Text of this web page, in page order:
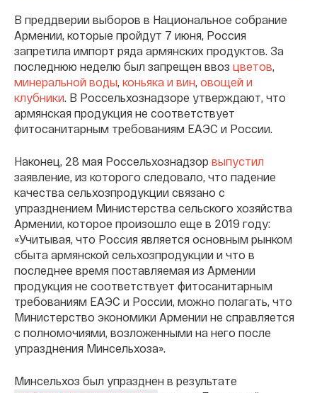
В преддверии выборов в Национальное собрание
Армении, которые пройдут 7 июня, Россия
запретила импорт ряда армянских продуктов. За
последнюю неделю был запрещен ввоз цветов,
минеральной воды, коньяка и вин, овощей и
клубники. В Россельхознадзоре утверждают, что
армянская продукция не соответствует
фитосанитарным требованиям ЕАЭС и России.
Наконец, 28 мая Россельхознадзор выпустил
заявление, из которого следовало, что падение
качества сельхозпродукции связано с
упразднением Министерства сельского хозяйства
Армении, которое произошло еще в 2019 году:
«Учитывая, что Россия является основным рынком
сбыта армянской сельхозпродукции и что в
последнее время поставляемая из Армении
продукция не соответствует фитосанитарным
требованиям ЕАЭС и России, можно полагать, что
Министерство экономики Армении не справляется
с полномочиями, возложенными на него после
упразднения Минсельхоза».
Минсельхоз был упразднен в результате